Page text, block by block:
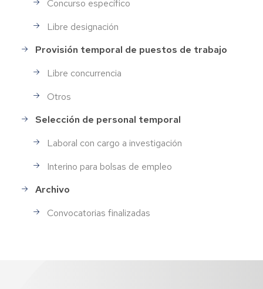
Concurso específico
Libre designación
Provisión temporal de puestos de trabajo
Libre concurrencia
Otros
Selección de personal temporal
Laboral con cargo a investigación
Interino para bolsas de empleo
Archivo
Convocatorias finalizadas